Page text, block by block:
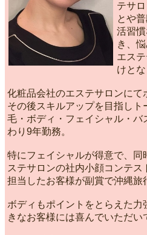
テサ
とや
活習
き、
エス
けとな
化粧品会社のエステサロンにて
その後スキルアップを目指し
毛・ボディ・フェイシャル・
わり9年勤務。
特にフェイシャルが得意で、同
ステサロンの社内小顔コンテス
担当したお客様が副賞で沖縄
ボディもポイントをとらえた
きなお客様には喜んでいただい